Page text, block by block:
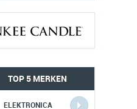
TOP 5 MERKEN
ELEKTRONICA